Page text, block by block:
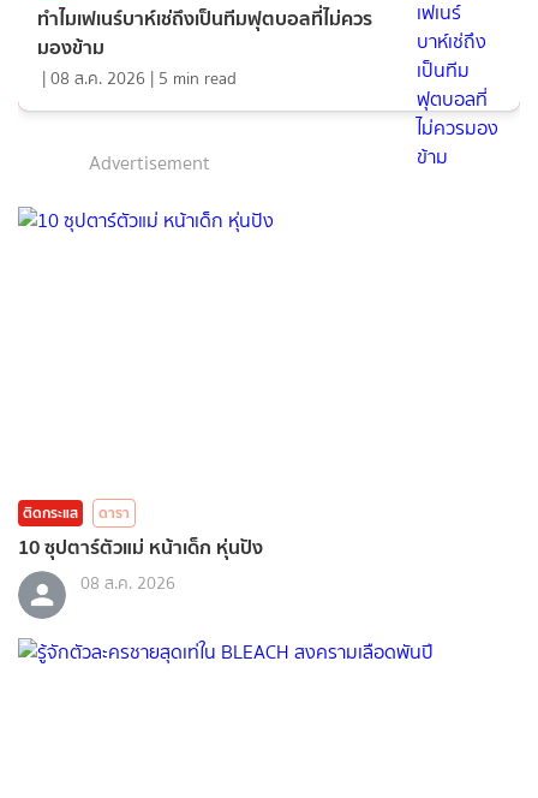
ทำไมเฟเนร์บาห์เช่ถึงเป็นทีมฟุตบอลที่ไม่ควร
มองข้าม
|08 ส.ค. 2026 | 5 min read
Advertisement
ติดกระแส ดารา
10 ซุปตาร์ตัวแม่ หน้าเด็ก หุ่นปัง
08 ส.ค. 2026